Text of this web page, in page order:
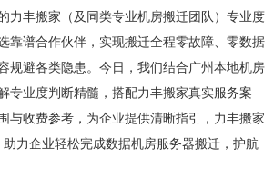
力丰搬家（及同类专业机房搬迁团队）专业度
靠谱合作伙伴，实现搬迁全程零故障、零数据
规避各类隐患。今日，我们结合广州本地机房
专业度判断精髓，搭配力丰搬家真实服务案
与收费参考，为企业提供清晰指引，力丰搬家
助力企业轻松完成数据机房服务器搬迁，护航